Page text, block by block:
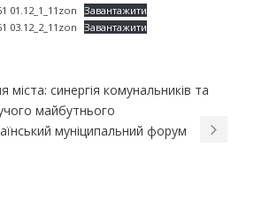
01.12_1_11zon
Завантажити
03.12_2_11zon
Завантажити
міста: синергія комунальників та
майбутнього
муніципальний форум